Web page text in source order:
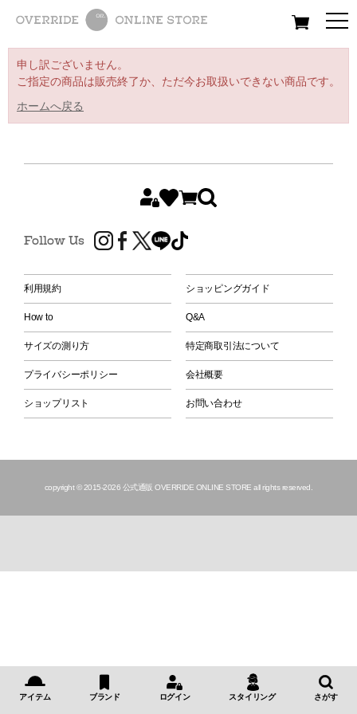
All Women Men
申し訳ございません。
ご指定の商品は販売終了か、ただ今お取扱いできない商品です。
ホームへ戻る
Follow Us
利用規約 ショッピングガイド
How to Q&A
サイズの測り方 特定商取引法について
プライバシーポリシー 会社概要
ショップリスト お問い合わせ
copyright © 2015-2026 公式通販 OVERRIDE ONLINE STORE all rights reserved.
アイテム ブランド ログイン スタイリング さがす